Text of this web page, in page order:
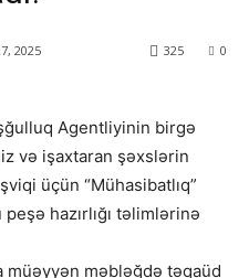
2025 0
325
Agentliyinin birgə
və işaxtaran şəxslərin
üçün “Mühasibatlıq”
hazırlığı təlimlərinə
müəyyən məbləğdə təqaüd